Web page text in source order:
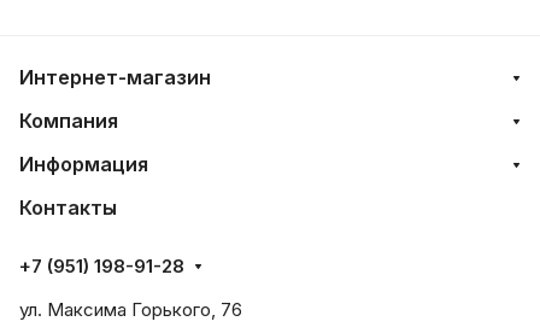
Интернет-магазин
Компания
Информация
Контакты
+7 (951) 198-91-28
ул. Максима Горького, 76